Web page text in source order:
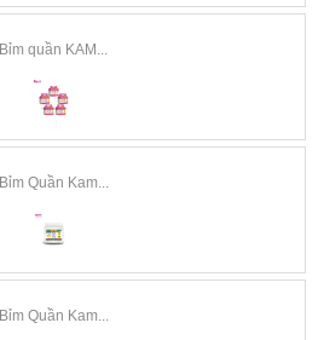
Bỉm quần KAM...
Bỉm Quần Kam...
Bỉm Quần Kam...